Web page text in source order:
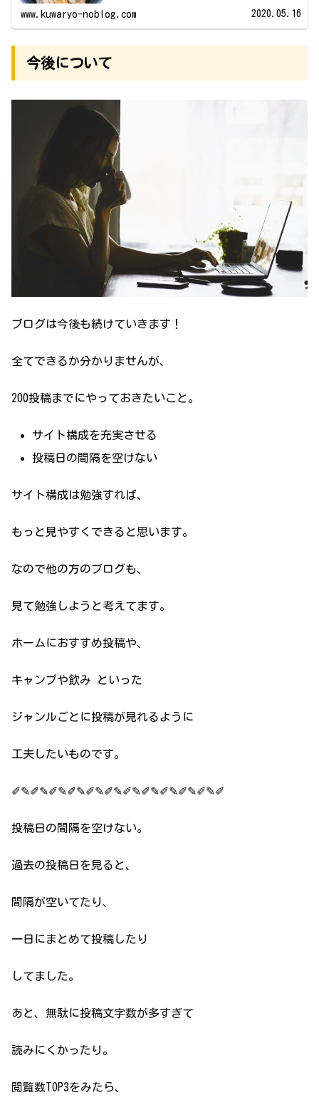
www.kuwaryo-noblog.com 2020.05.16
今後について
ブログは今後も続けていきます！
全てできるか分かりませんが、
200投稿までにやっておきたいこと。
サイト構成を充実させる
投稿日の間隔を空けない
サイト構成は勉強すれば、
もっと見やすくできると思います。
なので他の方のブログも、
見て勉強しようと考えてます。
ホームにおすすめ投稿や、
キャンプや飲み といった
ジャンルごとに投稿が見れるように
工夫したいものです。
✐✎✐✎✐✎✐✎✐✎✐✎✐✎✐✎✐✎✐✎✐✎✐
投稿日の間隔を空けない。
過去の投稿日を見ると、
間隔が空いてたり、
一日にまとめて投稿したり
してました。
あと、無駄に投稿文字数が多すぎて
読みにくかったり。
閲覧数TOP3をみたら、